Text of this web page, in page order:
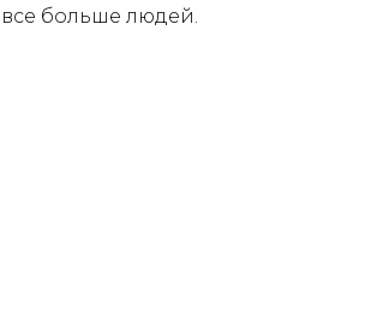
все больше людей.